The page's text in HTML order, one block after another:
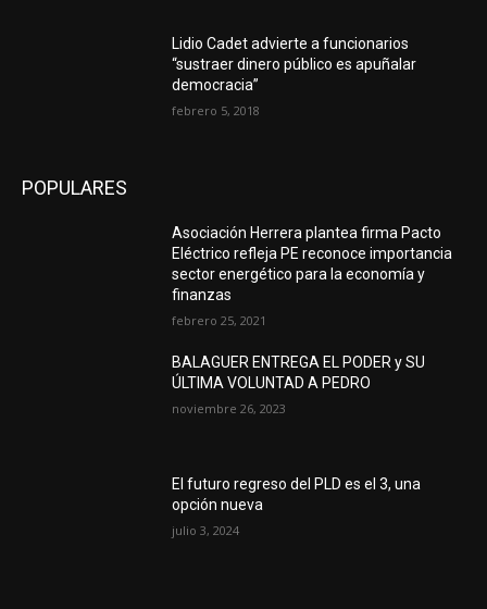
Lidio Cadet advierte a funcionarios
“sustraer dinero público es apuñalar
democracia”
febrero 5, 2018
POPULARES
Asociación Herrera plantea firma Pacto
Eléctrico refleja PE reconoce importancia
sector energético para la economía y
finanzas
febrero 25, 2021
BALAGUER ENTREGA EL PODER y SU
ÚLTIMA VOLUNTAD A PEDRO
noviembre 26, 2023
El futuro regreso del PLD es el 3, una
opción nueva
julio 3, 2024